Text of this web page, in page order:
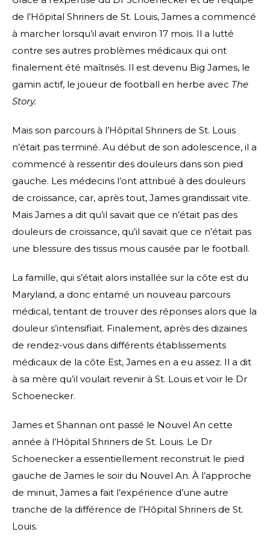
de l’Hôpital Shriners de St. Louis, James a commencé
à marcher lorsqu’il avait environ 17 mois. Il a lutté
contre ses autres problèmes médicaux qui ont
finalement été maîtrisés. Il est devenu Big James, le
gamin actif, le joueur de football en herbe avec The
Story.
Mais son parcours à l’Hôpital Shriners de St. Louis
n’était pas terminé. Au début de son adolescence, il a
commencé à ressentir des douleurs dans son pied
gauche. Les médecins l’ont attribué à des douleurs
de croissance, car, après tout, James grandissait vite.
Mais James a dit qu’il savait que ce n’était pas des
douleurs de croissance, qu’il savait que ce n’était pas
une blessure des tissus mous causée par le football.
La famille, qui s’était alors installée sur la côte est du
Maryland, a donc entamé un nouveau parcours
médical, tentant de trouver des réponses alors que la
douleur s’intensifiait. Finalement, après des dizaines
de rendez-vous dans différents établissements
médicaux de la côte Est, James en a eu assez. Il a dit
à sa mère qu’il voulait revenir à St. Louis et voir le Dr
Schoenecker.
James et Shannan ont passé le Nouvel An cette
année à l’Hôpital Shriners de St. Louis. Le Dr
Schoenecker a essentiellement reconstruit le pied
gauche de James le soir du Nouvel An. À l’approche
de minuit, James a fait l’expérience d’une autre
tranche de la différence de l’Hôpital Shriners de St.
Louis.